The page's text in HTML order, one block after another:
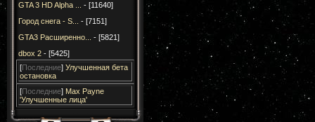
GTA 3 HD Alpha ...
- [11640]
Город снега - S...
- [7151]
GTA3 Расширенно...
- [5821]
dbox 2 - [5425]
[Последние] Улучшенная бета
остановка
[Последние] Max Payne
'Улучшенные лица'